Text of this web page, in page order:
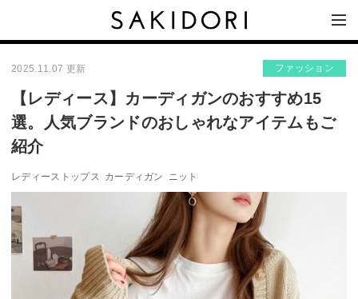
2025.11.07 更新 ファッション
【レディース】カーディガンのおすすめ15
選。人気ブランドのおしゃれなアイテムもご
紹介
レディーストップス カーディガン ニット